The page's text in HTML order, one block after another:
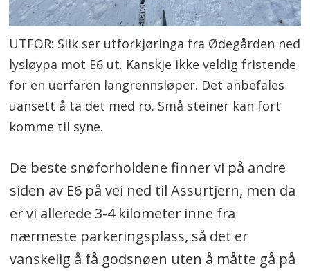
UTFOR: Slik ser utforkjøringa fra Ødegården ned
lysløypa mot E6 ut. Kanskje ikke veldig fristende
for en uerfaren langrennsløper. Det anbefales
uansett å ta det med ro. Små steiner kan fort
komme til syne.
De beste snøforholdene finner vi på andre
siden av E6 på vei ned til Assurtjern, men da
er vi allerede 3-4 kilometer inne fra
nærmeste parkeringsplass, så det er
vanskelig å få godsnøen uten å måtte gå på